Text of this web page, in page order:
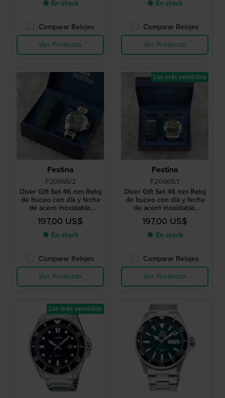
● En stock
Comparar Relojes
Ver Producto
● En stock
Comparar Relojes
Ver Producto
Festina
F20665/2
Diver Gift Set 46 mm Reloj
de buceo con día y fecha
de acero inoxidable,
protector de corona y
correa adicional
197,00 US$
● En stock
Comparar Relojes
Ver Producto
Festina
F20665/1
Diver Gift Set 46 mm Reloj
de buceo con día y fecha
de acero inoxidable,
protector de corona y
correa adicional
197,00 US$
● En stock
Comparar Relojes
Ver Producto
Los más vendidos
Los más vendidos